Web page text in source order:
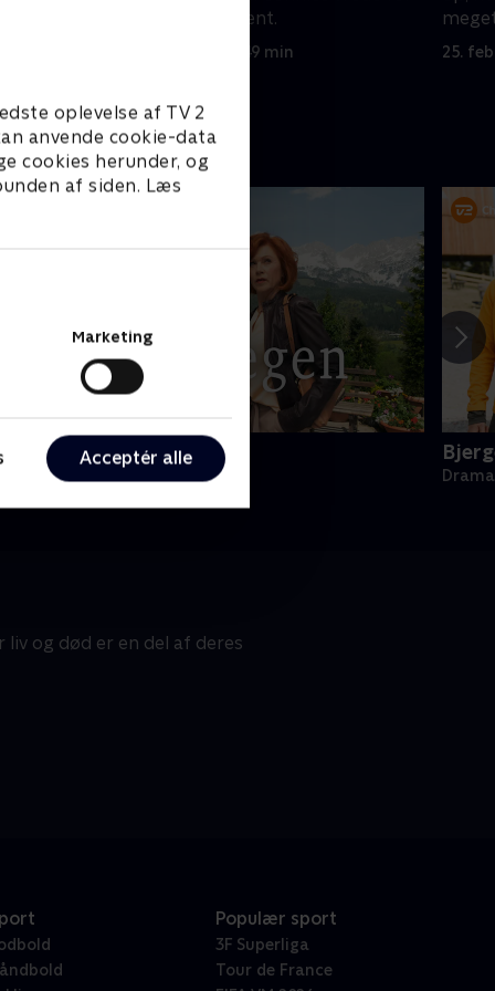
oplevelse af TV 2
anvende cookie-data
cookies herunder, og
af siden. Læs
Marketing
Acceptér alle
at hjælpe en patient.
24. februar 2020 • 49 min 25.
• 18 sæsoner
og død er en del af deres
Populær sport
3F Superliga
Tour de France